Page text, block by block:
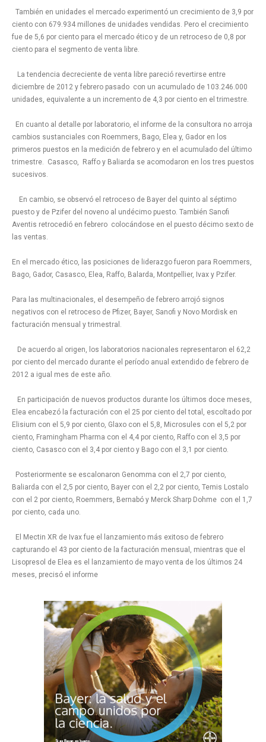
También en unidades el mercado experimentó un crecimiento de 3,9 por
ciento con 679.934 millones de unidades vendidas. Pero el crecimiento
fue de 5,6 por ciento para el mercado ético y de un retroceso de 0,8 por
ciento para el segmento de venta libre.
La tendencia decreciente de venta libre pareció revertirse entre
diciembre de 2012 y febrero pasado con un acumulado de 103.246.000
unidades, equivalente a un incremento de 4,3 por ciento en el trimestre.
En cuanto al detalle por laboratorio, el informe de la consultora no arroja
cambios sustanciales con Roemmers, Bago, Elea y, Gador en los
primeros puestos en la medición de febrero y en el acumulado del último
trimestre. Casasco, Raffo y Baliarda se acomodaron en los tres puestos
sucesivos.
En cambio, se observó el retroceso de Bayer del quinto al séptimo
puesto y de Pzifer del noveno al undécimo puesto. También Sanofi
Aventis retrocedió en febrero colocándose en el puesto décimo sexto de
las ventas.
En el mercado ético, las posiciones de liderazgo fueron para Roemmers,
Bago, Gador, Casasco, Elea, Raffo, Balarda, Montpellier, Ivax y Pzifer.
Para las multinacionales, el desempeño de febrero arrojó signos
negativos con el retroceso de Pfizer, Bayer, Sanofi y Novo Mordisk en
facturación mensual y trimestral.
De acuerdo al origen, los laboratorios nacionales representaron el 62,2
por ciento del mercado durante el período anual extendido de febrero de
2012 a igual mes de este año.
En participación de nuevos productos durante los últimos doce meses,
Elea encabezó la facturación con el 25 por ciento del total, escoltado por
Elisium con el 5,9 por ciento, Glaxo con el 5,8, Microsules con el 5,2 por
ciento, Framingham Pharma con el 4,4 por ciento, Raffo con el 3,5 por
ciento, Casasco con el 3,4 por ciento y Bago con el 3,1 por ciento.
Posteriormente se escalonaron Genomma con el 2,7 por ciento,
Baliarda con el 2,5 por ciento, Bayer con el 2,2 por ciento, Temis Lostalo
con el 2 por ciento, Roemmers, Bernabó y Merck Sharp Dohme con el 1,7
por ciento, cada uno.
El Mectin XR de Ivax fue el lanzamiento más exitoso de febrero
capturando el 43 por ciento de la facturación mensual, mientras que el
Lisopresol de Elea es el lanzamiento de mayo venta de los últimos 24
meses, precisó el informe